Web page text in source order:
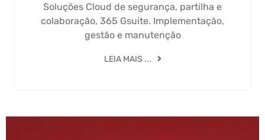
Soluções Cloud de segurança, partilha e
colaboração, 365 Gsuite. Implementação,
gestão e manutenção
LEIA MAIS ...